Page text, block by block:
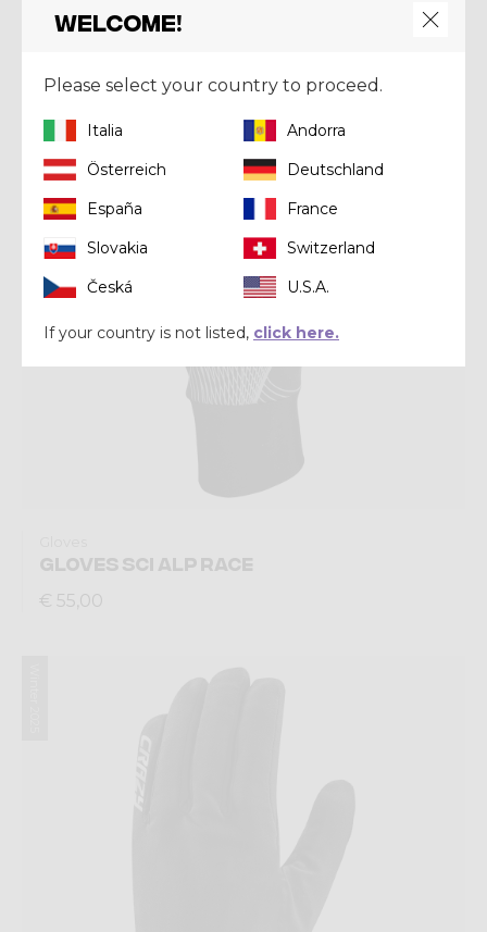
€ 109,00
GLOVES SCI ALP RACE
€ 55,00
Welcome!
Please select your country to proceed.
Italia
Andorra
Österreich
Deutschland
España
France
Slovakia
Switzerland
Česká
U.S.A.
If your country is not listed, click here.